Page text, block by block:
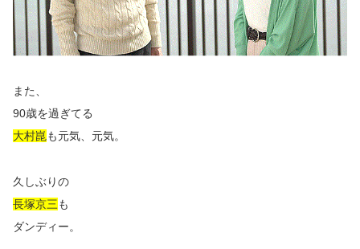
また、
90歳を過ぎてる
大村崑 も元気、元気。
久しぶりの
長塚京三も
ダンディー。